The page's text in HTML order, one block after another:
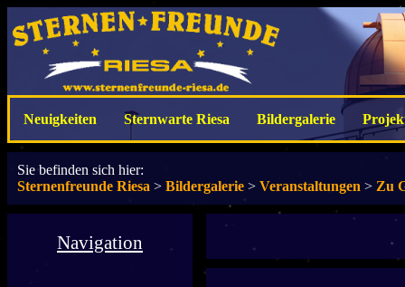
Neuigkeiten Sternwarte Riesa Bildergalerie
Sie befinden sich hier:
Sternenfreunde Riesa > Bildergalerie > Veranstaltungen > Zu
Navigation